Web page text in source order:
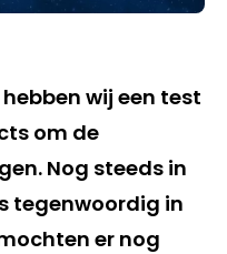
wij een test
om de
Nog steeds in
tegenwoordig in
er nog